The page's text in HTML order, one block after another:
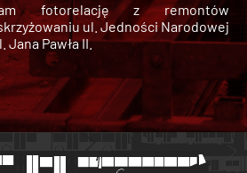
fotorelację z remontów
ul. Jedności Narodowej
Pawła II.